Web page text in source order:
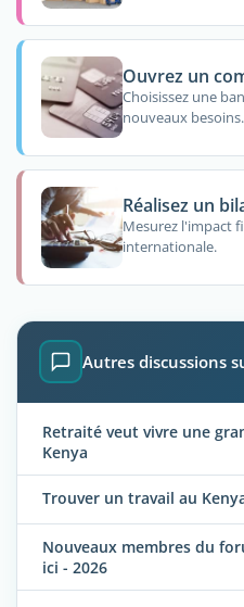
Ouvrez un
Choisissez une
nouveaux besoins.
Réalisez un
Mesurez l'impact
internationale.
Autres discussions
Retraité veut vivre une
Kenya
Trouver un travail au
Nouveaux membres du
ici - 2026